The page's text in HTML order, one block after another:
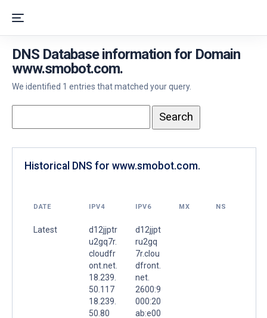
DNS Database information for Domain
www.smobot.com.
We identified 1 entries that matched your query.
Historical DNS for www.smobot.com.
DATE IPV4 IPV6 MX NS
Latest
d12jjptr
u2gq7r.
cloudfr
ont.net.
18.239.
50.117
18.239.
50.80
d12jjpt
ru2gq
7r.clou
dfront.
net.
2600:9
000:20
ab:e00